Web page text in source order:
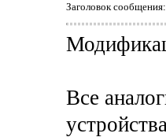
Заголовок сообщения:
Все